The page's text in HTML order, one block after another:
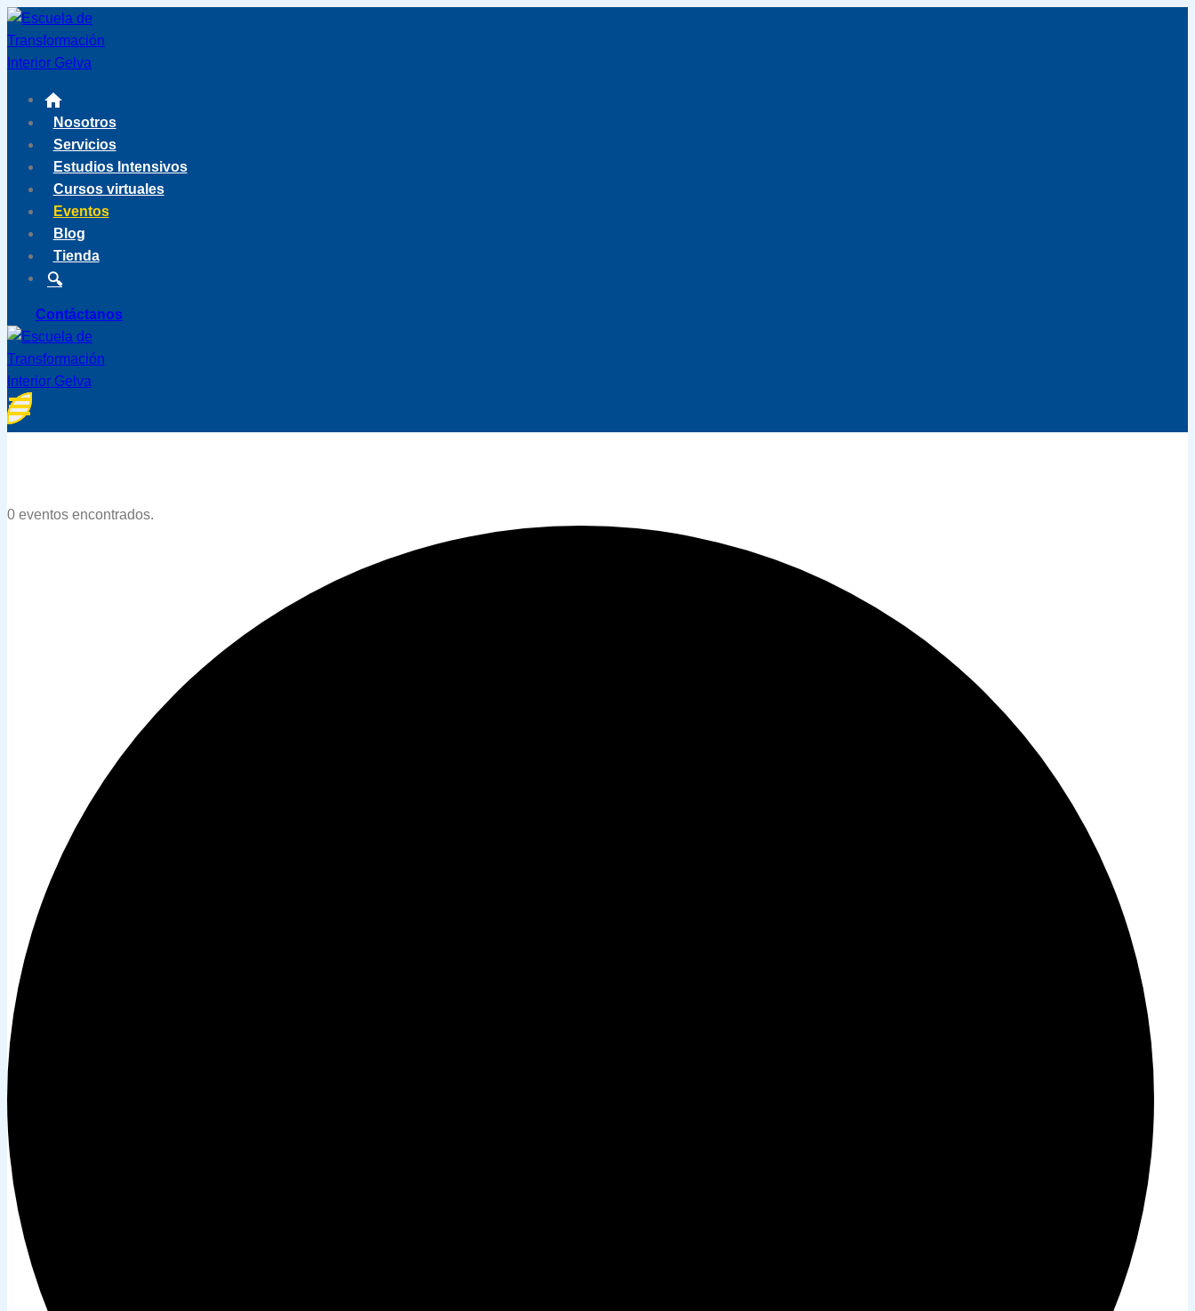
Saltar
al
contenido
Nosotros
Servicios
Estudios Intensivos
Cursos virtuales
Eventos
Blog
Tienda
Contáctanos
0 eventos encontrados.